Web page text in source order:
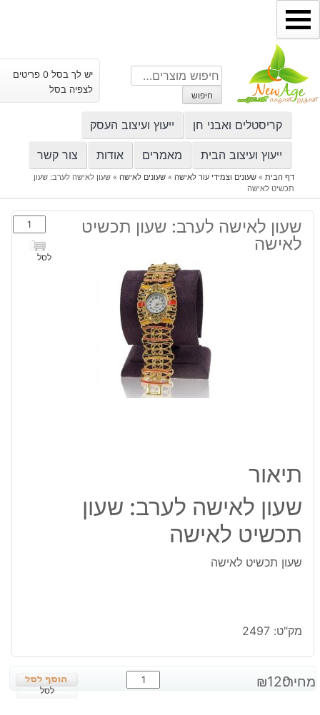
דילוג
לתוכן
חיפוש
עבור:
חיפוש
יש לך בסל 0 פריטים
לצפיה בסל
קריסטלים ואבני חן ייעוץ ועיצוב העסק
ייעוץ ועיצוב הבית מאמרים אודות צור קשר
דף הבית» שעונים וצמידי עור לאישה» שעונים לאישה» שעון לאישה לערב: שעון
תכשיט לאישה
שעון לאישה לערב: שעון תכשיט
לאישה
כמות
של
שעון
לסל
תיאור
שעון לאישה לערב: שעון
תכשיט לאישה
שעון תכשיט לאישה
מק"ט: 2497
מחיר: ₪120
כמות
של
לסל